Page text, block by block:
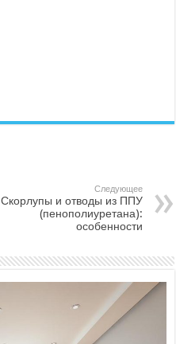
Следующее
Скорлупы и отводы из ППУ
(пенополиуретана):
особенности